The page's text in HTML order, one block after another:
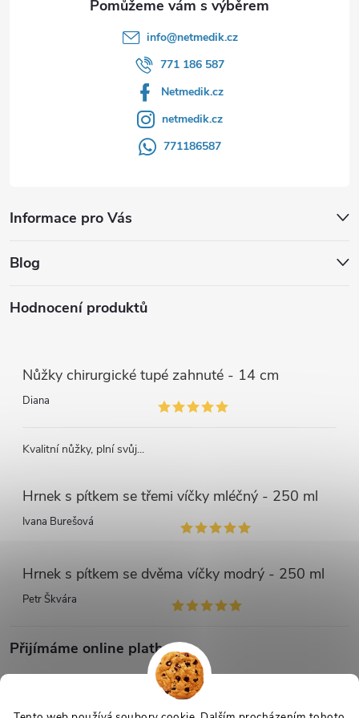
Informace pro Vás
info@netmedik.cz
771 186 587
Netmedik.cz
netmedik.cz
771186587
Blog
Hodnocení produktů
Nůžky chirurgické tupé zahnuté - 14 cm
Diana
Kvalitní nůžky, plní svůj...
Hrnek s pítkem se třemi víčky mléčný - 250 ml
Ivana Burešová
Hrnek s pítkem se dvěma víčky modrý - 250 ml
Petr Škvára
Přijímáme online platby